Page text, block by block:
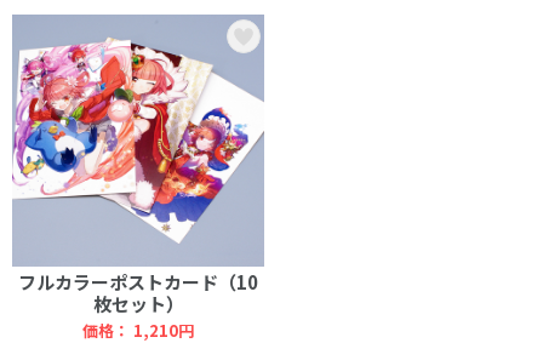
フルカラーポストカード（10
枚セット）
価格： 1,210円